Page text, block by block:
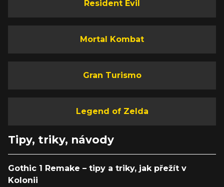
Resident Evil
Mortal Kombat
Gran Turismo
Legend of Zelda
Tipy, triky, návody
Gothic 1 Remake – tipy a triky, jak přežít v
Kolonii